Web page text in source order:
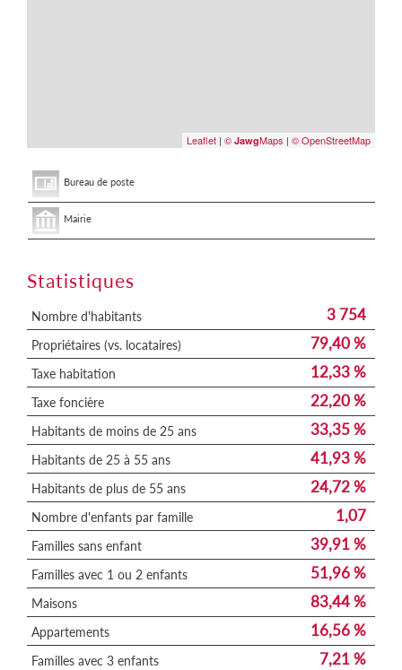
Leaflet | © JawgMaps | © OpenStreetMap
Bureau de poste
Mairie
Statistiques
Nombre d'habitants 3 754
Propriétaires (vs. locataires) 79,40 %
Taxe habitation 12,33 %
Taxe foncière 22,20 %
Habitants de moins de 25 ans 33,35 %
Habitants de 25 à 55 ans 41,93 %
Habitants de plus de 55 ans 24,72 %
Nombre d'enfants par famille 1,07
Familles sans enfant 39,91 %
Familles avec 1 ou 2 enfants 51,96 %
Maisons 83,44 %
Appartements 16,56 %
Familles avec 3 enfants 7,21 %